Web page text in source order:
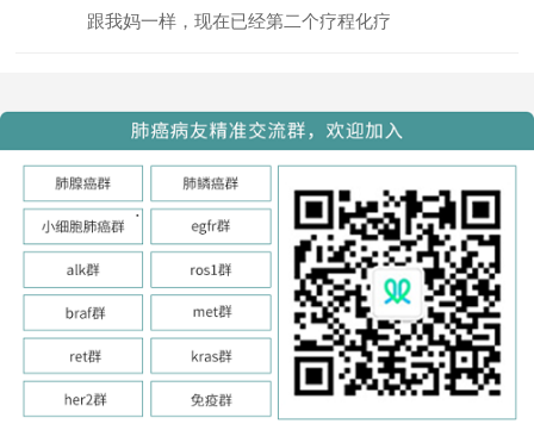
跟我妈一样，现在已经第二个疗程化疗